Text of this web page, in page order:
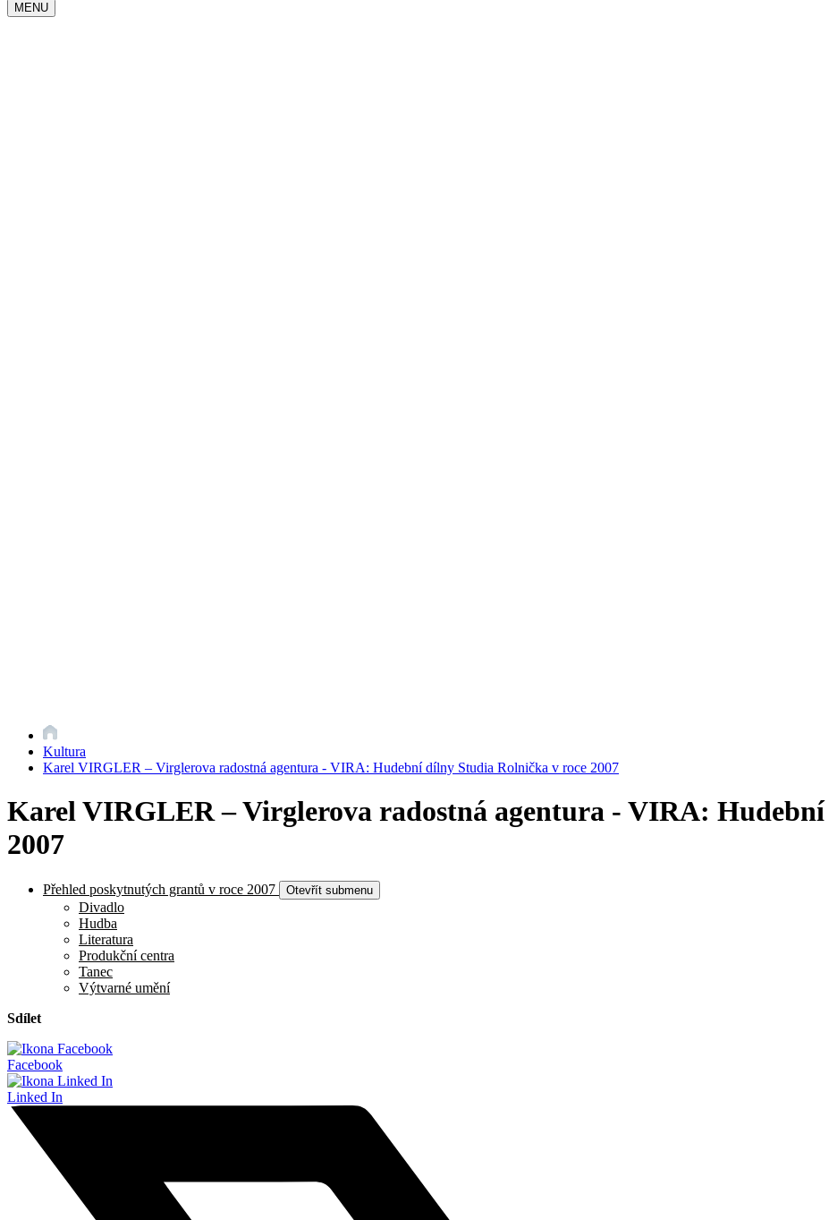
MENU
Kultura
Karel VIRGLER – Virglerova radostná agentura - VIRA: Hudební dílny Studia Rolnička v roce 2007
Karel VIRGLER – Virglerova radostná agentura - VIRA:
2007
Přehled poskytnutých grantů v roce 2007 Otevřít submenu
Divadlo
Hudba
Literatura
Produkční centra
Tanec
Výtvarné umění
Sdílet
Facebook
Linked In